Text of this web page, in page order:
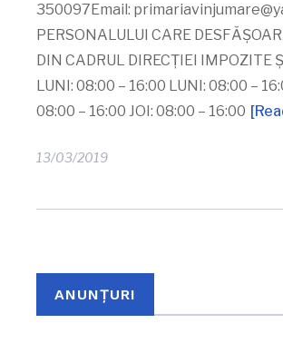
350097Email:
PERSONALULUI CARE
DIN CADRUL DIRECŢIEI IMPOZITE
LUNI: 08:00 – 16:00 LUNI: 08:00 –
08:00 – 16:00 JOI: 08:00 – 16:00
13/03/2019
ANUNȚURI